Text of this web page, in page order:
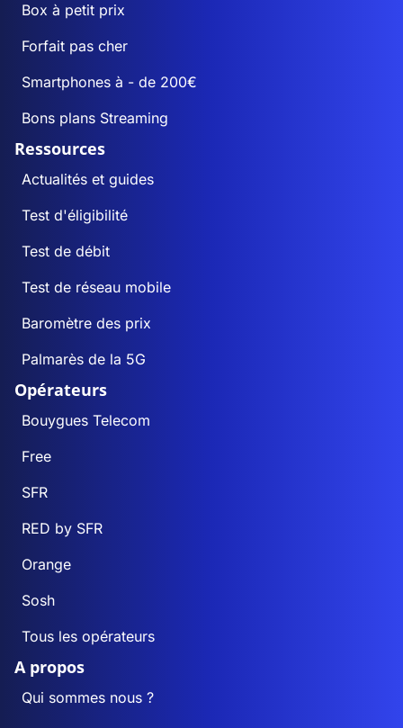
Box à petit prix
Forfait pas cher
Smartphones à - de 200€
Bons plans Streaming
Ressources
Actualités et guides
Test d'éligibilité
Test de débit
Test de réseau mobile
Baromètre des prix
Palmarès de la 5G
Opérateurs
Bouygues Telecom
Free
SFR
RED by SFR
Orange
Sosh
Tous les opérateurs
A propos
Qui sommes nous ?